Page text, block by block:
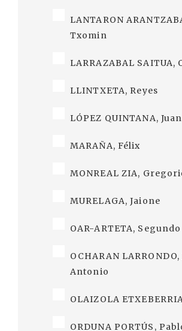
LANTARON
Txomin
LARRAZABAL SAITUA,
LLINTXETA, Reyes
LÓPEZ QUINTANA,
MARAÑA, Félix
MONREAL ZIA,
MURELAGA, Jaione
OAR-ARTETA, Segundo
OCHARAN LARRONDO,
Antonio
OLAIZOLA
ORDUNA PORTÚS,